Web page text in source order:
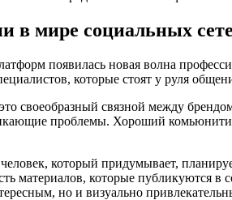
в мире социальных
появилась новая волна
которые стоят у руля
своеобразный связной между
проблемы. Хороший
который придумывает,
материалов, которые публикуются
но и визуально